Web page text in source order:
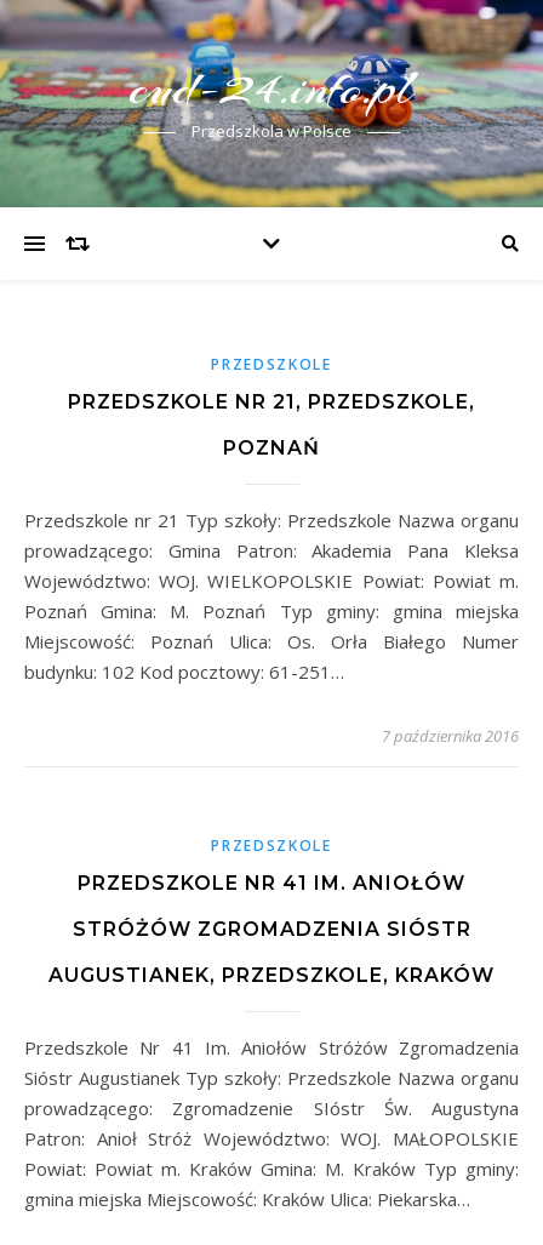
cud-24.info.pl
Przedszkola w Polsce
PRZEDSZKOLE
PRZEDSZKOLE NR 21, PRZEDSZKOLE,
POZNAŃ
Przedszkole nr 21 Typ szkoły: Przedszkole Nazwa organu
prowadzącego: Gmina Patron: Akademia Pana Kleksa
Województwo: WOJ. WIELKOPOLSKIE Powiat: Powiat m.
Poznań Gmina: M. Poznań Typ gminy: gmina miejska
Miejscowość: Poznań Ulica: Os. Orła Białego Numer
budynku: 102 Kod pocztowy: 61-251…
7 października 2016
PRZEDSZKOLE
PRZEDSZKOLE NR 41 IM. ANIOŁÓW
STRÓŻÓW ZGROMADZENIA SIÓSTR
AUGUSTIANEK, PRZEDSZKOLE, KRAKÓW
Przedszkole Nr 41 Im. Aniołów Stróżów Zgromadzenia
Sióstr Augustianek Typ szkoły: Przedszkole Nazwa organu
prowadzącego: Zgromadzenie SIóstr Św. Augustyna
Patron: Anioł Stróż Województwo: WOJ. MAŁOPOLSKIE
Powiat: Powiat m. Kraków Gmina: M. Kraków Typ gminy:
gmina miejska Miejscowość: Kraków Ulica: Piekarska…